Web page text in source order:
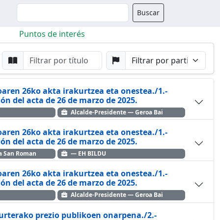
Buscador Buscar
Puntos de interés
Buscar por Punto
Buscar por Partido
26ko akta irakurtzea eta onestea./1.-
del acta de 26 de marzo de 2025.
Alcalde-Presidente — Geroa Bai
26ko akta irakurtzea eta onestea./1.-
del acta de 26 de marzo de 2025.
San Roman — EH BILDU
26ko akta irakurtzea eta onestea./1.-
del acta de 26 de marzo de 2025.
Alcalde-Presidente — Geroa Bai
prezio publikoen onarpena./2.-